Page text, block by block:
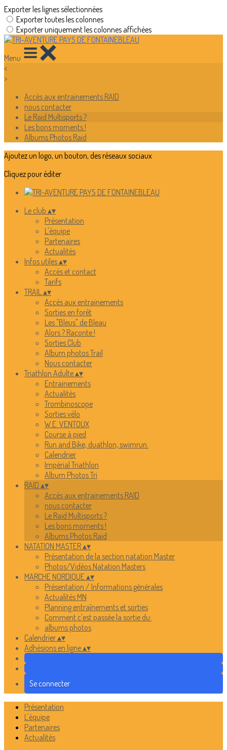
Exporter les lignes sélectionnées
Exporter toutes les colonnes
Exporter uniquement les colonnes affichées
Menu
<
>
Accès aux entrainements RAID
nous contacter
Le Raid Multisports ?
Les bons moments !
Albums Photos Raid
Ajoutez un logo, un bouton, des réseaux sociaux
Cliquez pour éditer
Le club ▴▾
Présentation
L'équipe
Partenaires
Actualités
Infos utiles▴▾
Accès et contact
Tarifs
TRAIL▴▾
Accès aux entrainements
Sorties en forêt
Les "Bleus" de Bleau
Alors ? Raconte !
Sorties Club
Album photos Trail
Nous contacter
Triathlon Adulte▴▾
Entrainements
Actualités
Trombinoscope
Sorties vélo
W.E. VENTOUX
Course à pied
Run and Bike, duathlon, swimrun.
Calendrier
Impérial Triathlon
Album Photos Tri
RAID ▴▾
Accès aux entrainements RAID
nous contacter
Le Raid Multisports ?
Les bons moments !
Albums Photos Raid
NATATION MASTER▴▾
Présentation de la section natation Master
Photos/Vidéos Natation Masters
MARCHE NORDIQUE▴▾
Présentation / Informations générales
Actualités MN
Planning entraînements et sorties
Comment c'est passée la sortie du:
albums photos
Calendrier▴▾
Adhésions en ligne▴▾
Se connecter
Présentation
L'équipe
Partenaires
Actualités